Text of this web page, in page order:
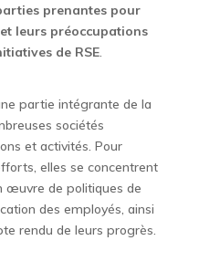
prenantes pour
leurs préoccupations
de RSE.
partie intégrante de la
sociétés
et activités. Pour
elles se concentrent
œuvre de politiques de
des employés, ainsi
rendu de leurs progrès.